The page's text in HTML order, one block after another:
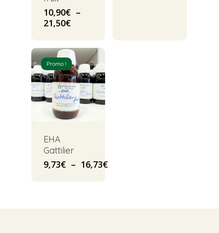
10,90€ –
21,50€Plage
10,90€
à
21,50€
Promo !
EHA
Gattilier
9,73€ – 16,73€Plage